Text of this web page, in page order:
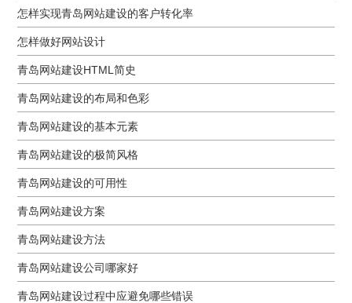
怎样实现青岛网站建设的客户转化率
怎样做好网站设计
青岛网站建设HTML简史
青岛网站建设的布局和色彩
青岛网站建设的基本元素
青岛网站建设的极简风格
青岛网站建设的可用性
青岛网站建设方案
青岛网站建设方法
青岛网站建设公司哪家好
青岛网站建设过程中应避免哪些错误